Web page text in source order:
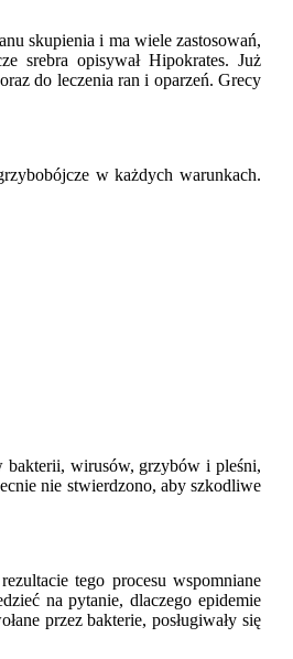
skupienia i ma wiele zastosowań,
srebra opisywał Hipokrates. Już
do leczenia ran i oparzeń. Grecy
w każdych warunkach.
bakterii, wirusów, grzybów i pleśni,
nie stwierdzono, aby szkodliwe
tego procesu wspomniane
na pytanie, dlaczego epidemie
przez bakterie, posługiwały się